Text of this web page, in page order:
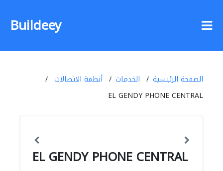
Buildeey
الصفحة الرئيسية الخدمات
أنظمة الاتصالات
EL GENDY PHONE CENTRAL
EL GENDY PHONE CENTRAL